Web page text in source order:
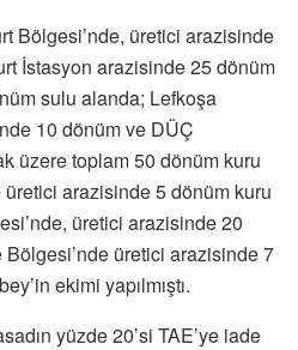
Bölgesi’nde, üretici arazisinde
İstasyon arazisinde 25 dönüm
sulu alanda; Lefkoşa
10 dönüm ve DÜÇ
üzere toplam 50 dönüm kuru
arazisinde 5 dönüm kuru
üretici arazisinde 20
üretici arazisinde 7
ekimi yapılmıştı.
yüzde 20’si TAE’ye iade